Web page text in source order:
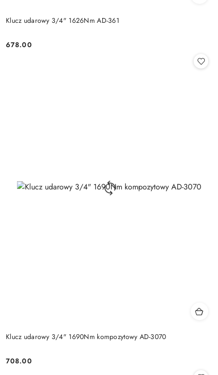
Klucz udarowy 3/4" 1626Nm AD-361
Cena:
678.00
Klucz udarowy 3/4" 1690Nm kompozytowy AD-3070
Cena:
708.00